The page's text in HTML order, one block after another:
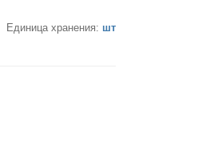
Единица хранения: шт